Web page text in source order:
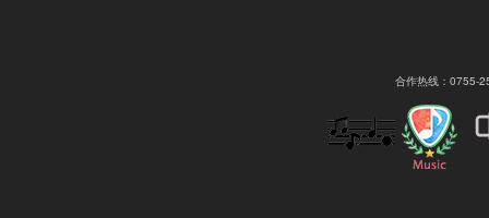
合作热线：0755-